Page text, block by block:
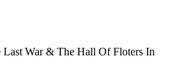
Last War & The Hall Of Floters In